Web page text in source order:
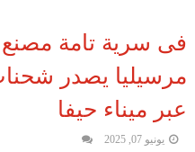
فى سرية تامة مصنع
مرسيليا يصدر
عبر ميناء حيفا
يونيو 07, 2025